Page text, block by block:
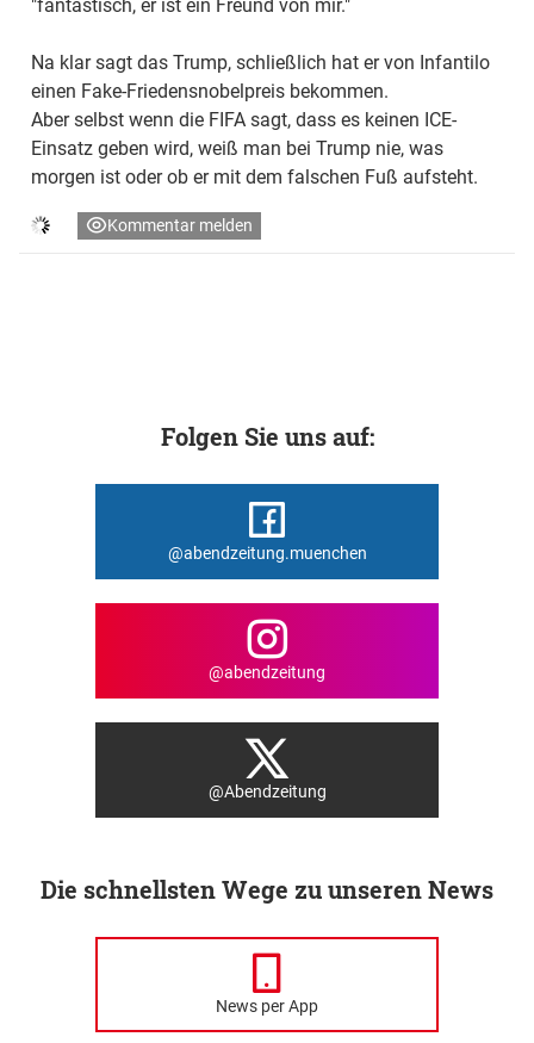
"fantastisch, er ist ein Freund von mir."
Na klar sagt das Trump, schließlich hat er von Infantilo
einen Fake-Friedensnobelpreis bekommen.
Aber selbst wenn die FIFA sagt, dass es keinen ICE-
Einsatz geben wird, weiß man bei Trump nie, was
morgen ist oder ob er mit dem falschen Fuß aufsteht.
Kommentar melden
Folgen Sie uns auf:
@abendzeitung.muenchen
@abendzeitung
@Abendzeitung
Die schnellsten Wege zu unseren News
News per App